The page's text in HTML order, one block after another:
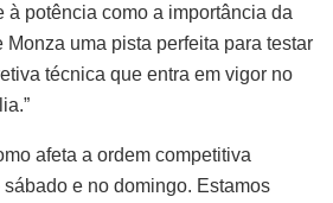
à potência como a importância da
uma pista perfeita para testar
técnica que entra em vigor no
afeta a ordem competitiva
e no domingo. Estamos